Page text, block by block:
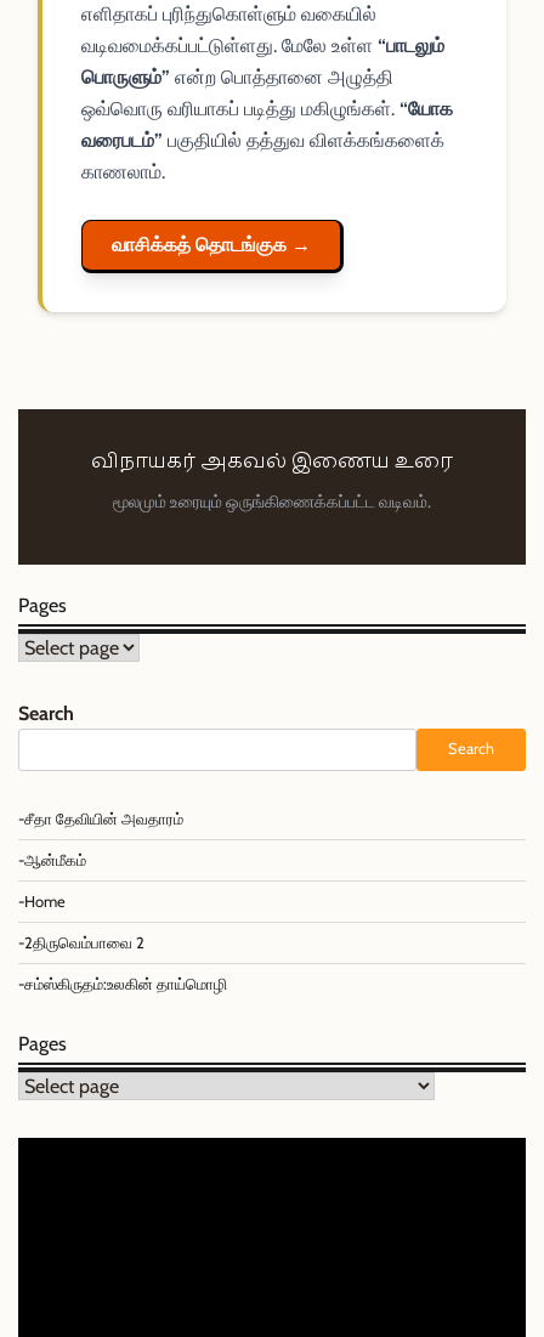
எளிதாகப் புரிந்துகொள்ளும் வகையில்
வடிவமைக்கப்பட்டுள்ளது. மேலே உள்ள “பாடலும்
பொருளும்” என்ற பொத்தானை அழுத்தி
ஒவ்வொரு வரியாகப் படித்து மகிழுங்கள். “யோக
வரைபடம்” பகுதியில் தத்துவ விளக்கங்களைக்
காணலாம்.
வாசிக்கத் தொடங்குக →
விநாயகர் அகவல் இணைய உரை
மூலமும் உரையும் ஒருங்கிணைக்கப்பட்ட வடிவம்.
Pages
Pages
Search
Search
-சீதா தேவியின் அவதாரம்
-ஆன்மீகம்
-Home
-2திருவெம்பாவை 2
-சம்ஸ்கிருதம்:உலகின் தாய்மொழி
Pages
Pages